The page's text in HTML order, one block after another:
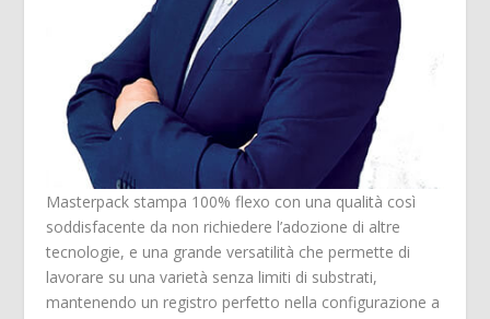
Masterpack stampa 100% flexo con una qualità così
soddisfacente da non richiedere l’adozione di altre
tecnologie, e una grande versatilità che permette di
lavorare su una varietà senza limiti di substrati,
mantenendo un registro perfetto nella configurazione a